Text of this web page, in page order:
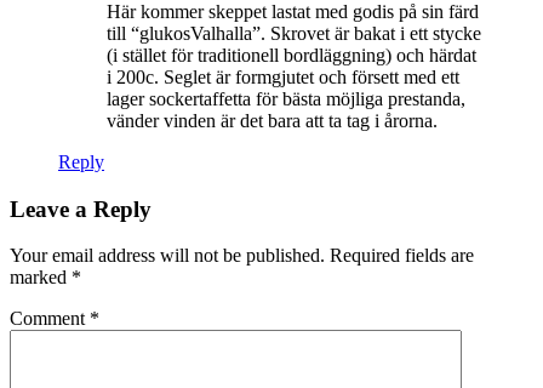
Här kommer skeppet lastat med godis på sin färd
till “glukosValhalla”. Skrovet är bakat i ett stycke
(i stället för traditionell bordläggning) och härdat
i 200c. Seglet är formgjutet och försett med ett
lager sockertaffetta för bästa möjliga prestanda,
vänder vinden är det bara att ta tag i årorna.
Reply
Leave a Reply
Your email address will not be published. Required fields are
marked *
Comment *